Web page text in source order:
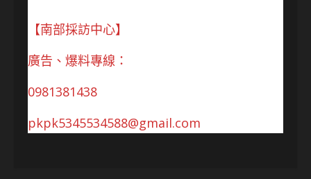
【南部採訪中心】
廣告、爆料專線：
0981381438
pkpk5345534588@gmail.com